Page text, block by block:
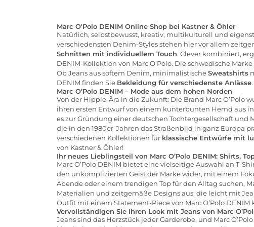
Marc O'Polo DENIM Online Shop bei Kastner & Öhler
Natürlich, selbstbewusst, kreativ, multikulturell und
verschiedensten Denim-Styles stehen hier vor allem
Schnitten mit individuellem Touch. Clever kombiniert,
DENIM-Kollektion von Marc O’Polo. Die schwedische
ObJeansaus softem Denim, minimalistischeSweatshirts
DENIM finden Sie Bekleidung für verschiedenste Anlässe.
Marc O’Polo DENIM – Mode aus dem hohen Norden
Von der Hippie-Ära in die Zukunft: Die Brand Marc O’Polo
ihren ersten Entwurf von einem kunterbunten Hemd aus
es zur Gründung einer deutschen Tochtergesellschaft und
die in den 1980er-Jahren das Straßenbild in ganz Europa
verschiedenen Kollektionen für klassische Entwürfe mit
von Kastner & Öhler!
Ihr neues Lieblingsteil von Marc O’Polo DENIM: Shirts,
Marc O’Polo DENIM bietet eine vielseitige Auswahl an T-
den unkomplizierten Geist der Marke wider, mit einem
Abende oder einem trendigen Top für den Alltag suchen,
Materialien und zeitgemäße Designs aus, die leicht mit
Outfit mit einem Statement-Piece von Marc O’Polo DENIM
Vervollständigen Sie Ihren Look mit Jeans von Marc
Jeans sind das Herzstück jeder Garderobe, und Marc